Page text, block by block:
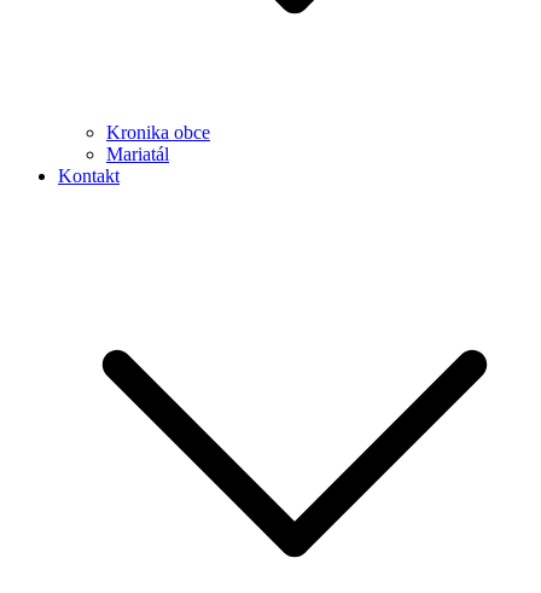
Kronika obce
Mariatál
Kontakt